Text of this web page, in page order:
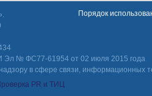
Эл № ФС77-61954 от 02 июля 2015 года
в сфере связи, информационных
Порядок